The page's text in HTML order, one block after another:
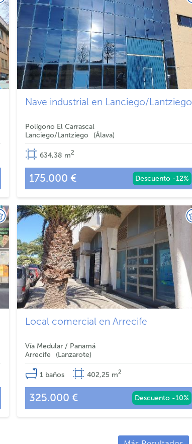
Nave industrial en Lanciego/Lantziego
Polígono El Carrascal
Lanciego/Lantziego
Álava
634,38 m2
175.000 € Descuento -12%
Local comercial en Arrecife
Vía Medular / Panamá
Arrecife
Lanzarote
1 baños 402,25 m2
325.000 € Descuento -10%